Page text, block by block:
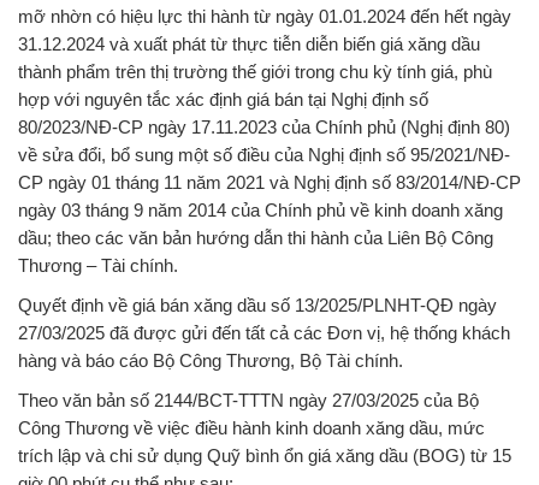
mỡ nhờn có hiệu lực thi hành từ ngày 01.01.2024 đến hết ngày
31.12.2024 và xuất phát từ thực tiễn diễn biến giá xăng dầu
thành phẩm trên thị trường thế giới trong chu kỳ tính giá, phù
hợp với nguyên tắc xác định giá bán tại Nghị định số
80/2023/NĐ-CP ngày 17.11.2023 của Chính phủ (Nghị định 80)
về sửa đổi, bổ sung một số điều của Nghị định số 95/2021/NĐ-
CP ngày 01 tháng 11 năm 2021 và Nghị định số 83/2014/NĐ-CP
ngày 03 tháng 9 năm 2014 của Chính phủ về kinh doanh xăng
dầu; theo các văn bản hướng dẫn thi hành của Liên Bộ Công
Thương – Tài chính.
Quyết định về giá bán xăng dầu số 13/2025/PLNHT-QĐ ngày
27/03/2025 đã được gửi đến tất cả các Đơn vị, hệ thống khách
hàng và báo cáo Bộ Công Thương, Bộ Tài chính.
Theo văn bản số 2144/BCT-TTTN ngày 27/03/2025 của Bộ
Công Thương về việc điều hành kinh doanh xăng dầu, mức
trích lập và chi sử dụng Quỹ bình ổn giá xăng dầu (BOG) từ 15